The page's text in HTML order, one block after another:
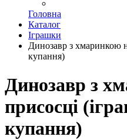
Головна
Каталог
Іграшки
Динозавр з хмаринкою
купання)
Динозавр з
присосці
купання)